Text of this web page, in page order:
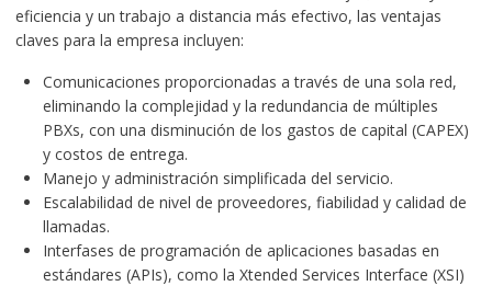
eficiencia y un trabajo a distancia más efectivo, las ventajas
claves para la empresa incluyen:
Comunicaciones proporcionadas a través de una sola red,
eliminando la complejidad y la redundancia de múltiples
PBXs, con una disminución de los gastos de capital (CAPEX)
y costos de entrega.
Manejo y administración simplificada del servicio.
Escalabilidad de nivel de proveedores, fiabilidad y calidad de
llamadas.
Interfases de programación de aplicaciones basadas en
estándares (APIs), como la Xtended Services Interface (XSI)